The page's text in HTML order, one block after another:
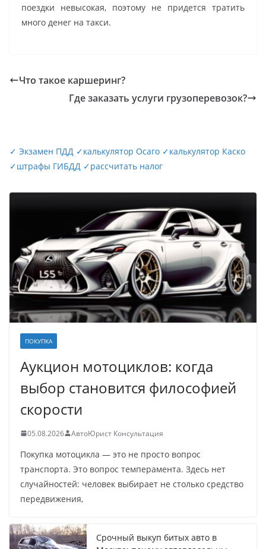
поездки невысокая, поэтому не придется тратить
много денег на такси.
Что такое каршеринг?
Где заказать услуги грузоперевозок?
✓ Экзамен ПДД ✓калькулятор Осаго ✓калькулятор Каско
✓штрафы ГИБДД ✓рассчитать налог
ПОКУПКА
Аукцион мотоциклов: когда
выбор становится философией
скорости
05.08.2026 АвтоЮрист Консультация
Покупка мотоцикла — это не просто вопрос
транспорта. Это вопрос темперамента. Здесь нет
случайностей: человек выбирает не столько средство
передвижения,
Срочный выкуп битых авто в